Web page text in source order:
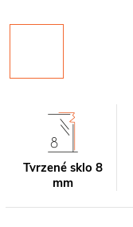
Tvrzené sklo 8
mm